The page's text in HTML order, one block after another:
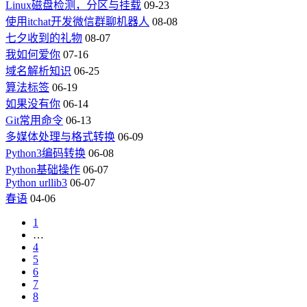
Linux磁盘检测，分区与挂载 09-23
使用itchat开发微信群聊机器人 08-08
七夕收到的礼物 08-07
我如何爱你 07-16
域名解析知识 06-25
算法标签 06-19
如果没有你 06-14
Git常用命令 06-13
多媒体处理与格式转换 06-09
Python3编码转换 06-08
Python基础操作 06-07
Python urllib3 06-07
春语 04-06
1
…
4
5
6
7
8